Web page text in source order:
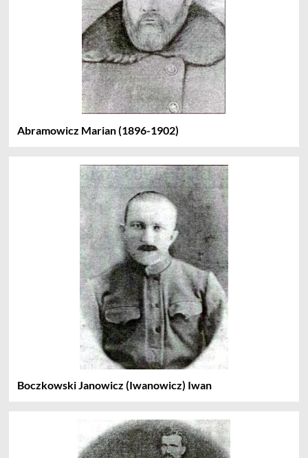
Abramowicz Marian (1896-1902)
Boczkowski Janowicz (Iwanowicz) Iwan